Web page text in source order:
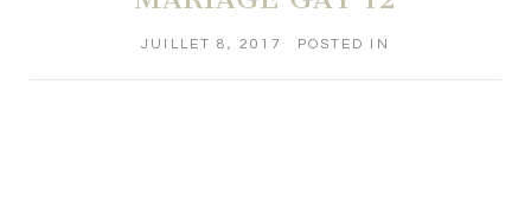
JUILLET 8, 2017 POSTED IN